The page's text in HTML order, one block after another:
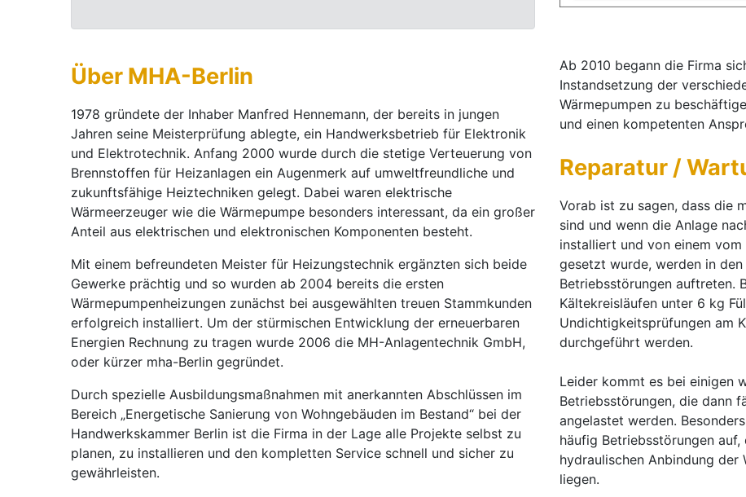
Über MHA-Berlin
1978 gründete der Inhaber Manfred Hennemann, der bereits in jungen
Jahren seine Meisterprüfung ablegte, ein Handwerksbetrieb für Elektronik
und Elektrotechnik. Anfang 2000 wurde durch die stetige Verteuerung von
Brennstoffen für Heizanlagen ein Augenmerk auf umweltfreundliche und
zukunftsfähige Heiztechniken gelegt. Dabei waren elektrische
Wärmeerzeuger wie die Wärmepumpe besonders interessant, da ein großer
Anteil aus elektrischen und elektronischen Komponenten besteht.
Mit einem befreundeten Meister für Heizungstechnik ergänzten sich beide
Gewerke prächtig und so wurden ab 2004 bereits die ersten
Wärmepumpenheizungen zunächst bei ausgewählten treuen Stammkunden
erfolgreich installiert. Um der stürmischen Entwicklung der erneuerbaren
Energien Rechnung zu tragen wurde 2006 die MH-Anlagentechnik GmbH,
oder kürzer mha-Berlin gegründet.
Durch spezielle Ausbildungsmaßnahmen mit anerkannten Abschlüssen im
Bereich „Energetische Sanierung von Wohngebäuden im Bestand“ bei der
Handwerkskammer Berlin ist die Firma in der Lage alle Projekte selbst zu
planen, zu installieren und den kompletten Service schnell und sicher zu
gewährleisten.
Ab 2010 begann die Firma
Instandsetzung der
Wärmepumpen zu
und einen kompetenten
Reparatur /
Vorab ist zu sagen, dass die
sind und wenn die Anlage
installiert und von einem
gesetzt wurde, werden in
Betriebsstörungen auftreten.
Kältekreisläufen unter 6 kg
Undichtigkeitsprüfungen am
durchgeführt werden.
Leider kommt es bei einigen
Betriebsstörungen, die dann
angelastet werden.
häufig Betriebsstörungen
hydraulischen Anbindung der
liegen.